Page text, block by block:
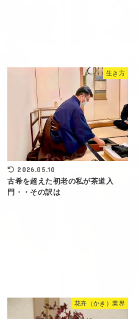
生き方
2026.05.10
古希を超えた初老の私が茶道入
門・・その訳は
花卉（かき）業界